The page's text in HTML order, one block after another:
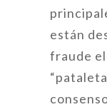
están
fraude